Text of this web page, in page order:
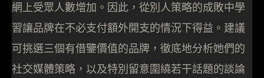
網上受眾人數增加。因此，從別人策略的成敗中學
習讓品牌在不必支付額外開支的情況下得益。建議
可挑選三個有借鑒價值的品牌，徹底地分析她們的
社交媒體策略，以及特別留意圍繞若干話題的談論